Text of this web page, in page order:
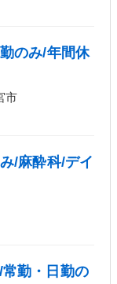
のみ/年間休
市
/麻酔科/デイ
常勤・日勤の